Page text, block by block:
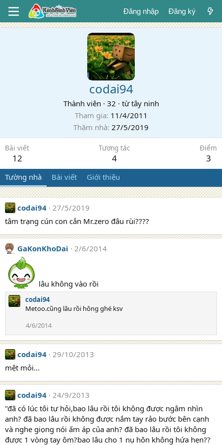
Đăng nhập Đăng ký
codai94
Thành viên · 32 · từtây ninh
Tham gia 11/4/2011
Thăm nhà 27/5/2019
Bài viết
12
Tương tác
4
Điểm
3
Tường nhà Bài viết Giới thiệu
codai94 27/5/2019
tâm trạng cún con cắn Mr.zero đâu rùi????
GaKonKhoDai 2/6/2014
lâu không vào rồi
codai94
Metoo.cũng lâu rồi hông ghé ksv
4/6/2014
codai94 29/10/2013
mệt mỏi...
codai94 24/9/2013
"đã có lúc tôi tự hỏi,bao lâu rồi tôi không được ngắm nhìn
anh? đã bao lâu rồi không được nắm tay rảo bước bên cạnh
và nghe giọng nói ấm áp của anh? đã bao lâu rồi tôi không
được 1 vòng tay ôm?bao lâu cho 1 nụ hôn không hứa hẹn??